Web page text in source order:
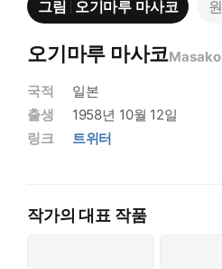
그림 오기마루 마사코
오기마루 마사코
국적
일본
출생
1958년 10월 12일
링크
트위터
작가의 대표 작품